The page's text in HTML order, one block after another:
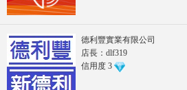
德利豐實業有限公司
店長：dlf319
信用度 3